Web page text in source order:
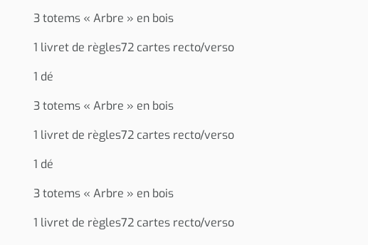
3 totems « Arbre » en bois
1 livret de règles72 cartes recto/verso
1 dé
3 totems « Arbre » en bois
1 livret de règles72 cartes recto/verso
1 dé
3 totems « Arbre » en bois
1 livret de règles72 cartes recto/verso